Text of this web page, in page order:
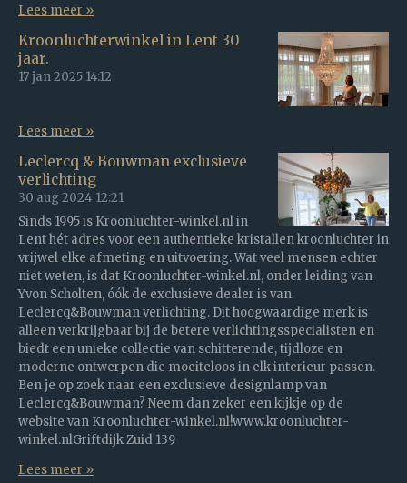
Lees meer »
Kroonluchterwinkel in Lent 30
jaar.
17 jan 2025 14:12
Lees meer »
Leclercq & Bouwman exclusieve
verlichting
30 aug 2024 12:21
Sinds 1995 is Kroonluchter-winkel.nl in
Lent hét adres voor een authentieke kristallen kroonluchter in
vrijwel elke afmeting en uitvoering. Wat veel mensen echter
niet weten, is dat Kroonluchter-winkel.nl, onder leiding van
Yvon Scholten, óók de exclusieve dealer is van
Leclercq&Bouwman verlichting. Dit hoogwaardige merk is
alleen verkrijgbaar bij de betere verlichtingsspecialisten en
biedt een unieke collectie van schitterende, tijdloze en
moderne ontwerpen die moeiteloos in elk interieur passen.
Ben je op zoek naar een exclusieve designlamp van
Leclercq&Bouwman? Neem dan zeker een kijkje op de
website van Kroonluchter-winkel.nl!www.kroonluchter-
winkel.nlGriftdijk Zuid 139
Lees meer »